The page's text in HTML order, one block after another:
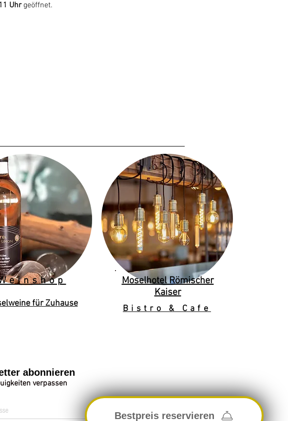
Uhr geöffnet.
Bestpreis reservieren
für Zuhause
Moselhotel Römischer
Kaiser
Bistro & Cafe
abonnieren
verpassen